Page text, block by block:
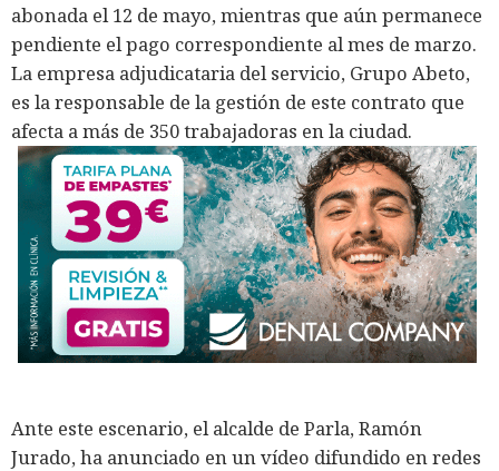
abonada el 12 de mayo, mientras que aún permanece
pendiente el pago correspondiente al mes de marzo.
La empresa adjudicataria del servicio, Grupo Abeto,
es la responsable de la gestión de este contrato que
afecta a más de 350 trabajadoras en la ciudad.
Ante este escenario, el alcalde de Parla, Ramón
Jurado, ha anunciado en un vídeo difundido en redes